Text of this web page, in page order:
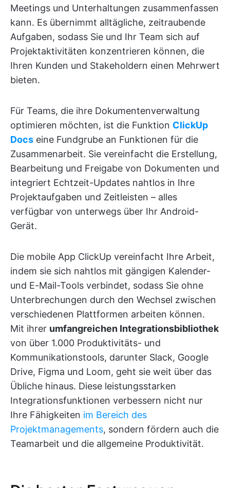
Meetings und Unterhaltungen zusammenfassen
kann. Es übernimmt alltägliche, zeitraubende
Aufgaben, sodass Sie und Ihr Team sich auf
Projektaktivitäten konzentrieren können, die
Ihren Kunden und Stakeholdern einen Mehrwert
bieten.
Für Teams, die ihre Dokumentenverwaltung
optimieren möchten, ist die Funktion ClickUp
Docs eine Fundgrube an Funktionen für die
Zusammenarbeit. Sie vereinfacht die Erstellung,
Bearbeitung und Freigabe von Dokumenten und
integriert Echtzeit-Updates nahtlos in Ihre
Projektaufgaben und Zeitleisten – alles
verfügbar von unterwegs über Ihr Android-
Gerät.
Die mobile App ClickUp vereinfacht Ihre Arbeit,
indem sie sich nahtlos mit gängigen Kalender-
und E-Mail-Tools verbindet, sodass Sie ohne
Unterbrechungen durch den Wechsel zwischen
verschiedenen Plattformen arbeiten können.
Mit ihrer umfangreichen Integrationsbibliothek
von über 1.000 Produktivitäts- und
Kommunikationstools, darunter Slack, Google
Drive, Figma und Loom, geht sie weit über das
Übliche hinaus. Diese leistungsstarken
Integrationsfunktionen verbessern nicht nur
Ihre Fähigkeiten im Bereich des
Projektmanagements, sondern fördern auch die
Teamarbeit und die allgemeine Produktivität.